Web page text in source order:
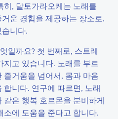
히, 달토가라오케는 노래를
운 경험을 제공하는 장소로,
니다.
일까요? 첫 번째로, 스트레
고 있습니다. 노래를 부르
즐거움을 넘어서, 몸과 마음
니다. 연구에 따르면, 노래
은 행복 호르몬을 분비하게
소에 도움을 준다고 합니다.